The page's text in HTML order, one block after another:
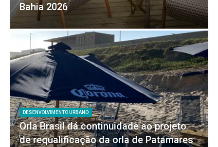
Bahia 2026
DESENVOLVIMENTO URBANO
Orla Brasil dá continuidade ao projeto
de requalificação da orla de Patamares